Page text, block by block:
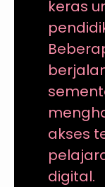
keras
akses
digital.